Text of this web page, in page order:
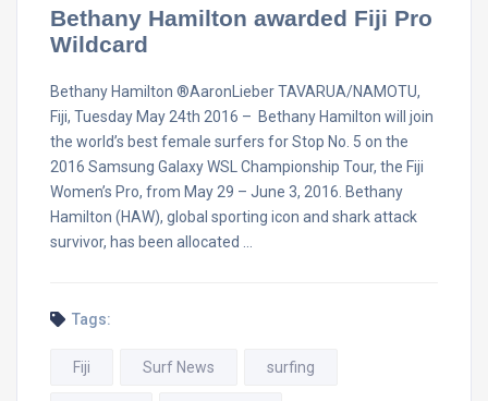
Bethany Hamilton awarded Fiji Pro
Wildcard
Bethany Hamilton ®AaronLieber TAVARUA/NAMOTU,
Fiji, Tuesday May 24th 2016 – Bethany Hamilton will join
the world’s best female surfers for Stop No. 5 on the
2016 Samsung Galaxy WSL Championship Tour, the Fiji
Women’s Pro, from May 29 – June 3, 2016. Bethany
Hamilton (HAW), global sporting icon and shark attack
survivor, has been allocated …
Tags:
Fiji Surf News surfing